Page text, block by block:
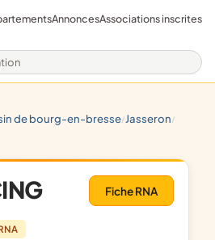
AnnoncesAssociations inscrites
de bourg-en-bresse/ jasseron/
Fiche RNA